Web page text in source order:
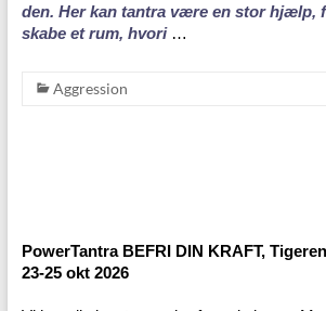
den. Her kan tantra være en stor hjælp,
skabe et rum, hvori …
Aggression
PowerTantra BEFRI DIN KRAFT,
23-25 okt 2026